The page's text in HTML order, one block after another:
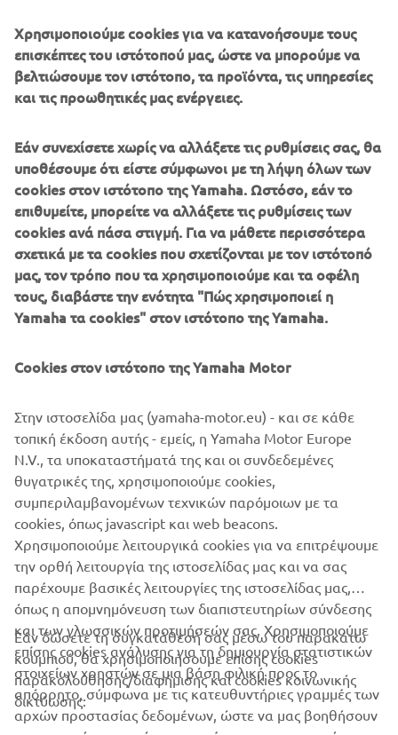
παραγωγής μας». Στα εργοστάσιά μας σε όλο τον κόσμο,
αρχίζουν να εμφανίζονται αυτοκόλλητα που
υποδεικνύουν ότι ο εξοπλισμός είναι ουδέτερος στον
άνθρακα. Μέχρι το 2035, σχεδόν σε όλες τις
πρωταγωνιστούν αυτά τα χρυσά και αργυρά
πιστοποιητικά.
Το «Πιστοποιητικό Ουδετερότητας του Άνθρακα» είναι ένα εσωτερικό
πρότυπο που επικολλάται σε κάθε εργοστασιακή εγκατάσταση. Παγκόσμια
επέκταση με τα ίδια παγκόσμια πρότυπα.
ΤΟ ΠΕΡΙΒΑΛΛΟΝΤΙΚΟ ΜΑΣ ΠΛΑΝΟ 2050
ΕΤΑΙΡΕΊΑ
B2B
Χρησιμοποιούμε cookies για να κατανοήσουμε τους
επισκέπτες του ιστότοπού μας, ώστε να μπορούμε να
βελτιώσουμε τον ιστότοπο, τα προϊόντα, τις υπηρεσίες
και τις προωθητικές μας ενέργειες.
Εάν συνεχίσετε χωρίς να αλλάξετε τις ρυθμίσεις σας, θα
υποθέσουμε ότι είστε σύμφωνοι με τη λήψη όλων των
cookies στον ιστότοπο της Yamaha. Ωστόσο, εάν το
επιθυμείτε, μπορείτε να αλλάξετε τις ρυθμίσεις των
cookies ανά πάσα στιγμή. Για να μάθετε περισσότερα
σχετικά με τα cookies που σχετίζονται με τον ιστότοπό
μας, τον τρόπο που τα χρησιμοποιούμε και τα οφέλη
τους, διαβάστε την ενότητα "Πώς χρησιμοποιεί η
Yamaha τα cookies" στον ιστότοπο της Yamaha.
Cookies στον ιστότοπο της Yamaha Motor
Στην ιστοσελίδα μας (yamaha-motor.eu) - και σε κάθε
τοπική έκδοση αυτής - εμείς, η Yamaha Motor Europe
N.V., τα υποκαταστήματά της και οι συνδεδεμένες
θυγατρικές της, χρησιμοποιούμε cookies,
συμπεριλαμβανομένων τεχνικών παρόμοιων με τα
cookies, όπως javascript και web beacons.
Χρησιμοποιούμε λειτουργικά cookies για να επιτρέψουμε
την ορθή λειτουργία της ιστοσελίδας μας και να σας
παρέχουμε βασικές λειτουργίες της ιστοσελίδας μας,
όπως η απομνημόνευση των διαπιστευτηρίων σύνδεσης
και των γλωσσικών προτιμήσεών σας. Χρησιμοποιούμε
επίσης cookies ανάλυσης για τη δημιουργία στατιστικών
στοιχείων χρηστών σε μια βάση φιλική προς το
απόρρητο, σύμφωνα με τις κατευθυντήριες γραμμές των
αρχών προστασίας δεδομένων, ώστε να μας βοηθήσουν
Εάν δώσετε τη συγκατάθεσή σας μέσω του παρακάτω
κουμπιού, θα χρησιμοποιήσουμε επίσης cookies
παρακολούθησης/διαφήμισης και cookies κοινωνικής
δικτύωσης: